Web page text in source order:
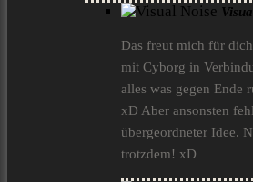
Das freut mich für
mit Cyborg in
alles was gegen Ende
xD Aber ansonsten
übergeordneter Idee.
trotzdem! xD